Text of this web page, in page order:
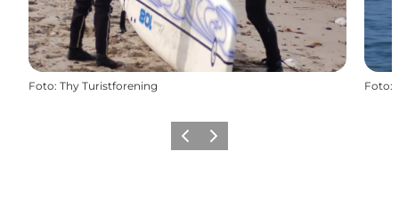
Foto: Thy Turistforening Foto:
ZurückWeiter